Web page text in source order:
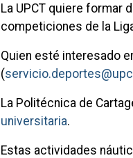
La UPCT quiere formar
competiciones de la
Quien esté interesado
(
La Politécnica de
universitaria.
Estas actividades